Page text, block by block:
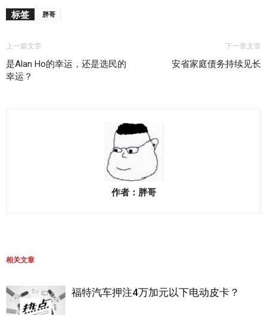
标签 胖哥
上一篇文章
是Alan Ho的幸运，还是选民的
幸运？
下一章文章
安省家庭债务持续见长
作者：胖哥
相关文章
福特汽车押注4万加元以下电动皮卡？